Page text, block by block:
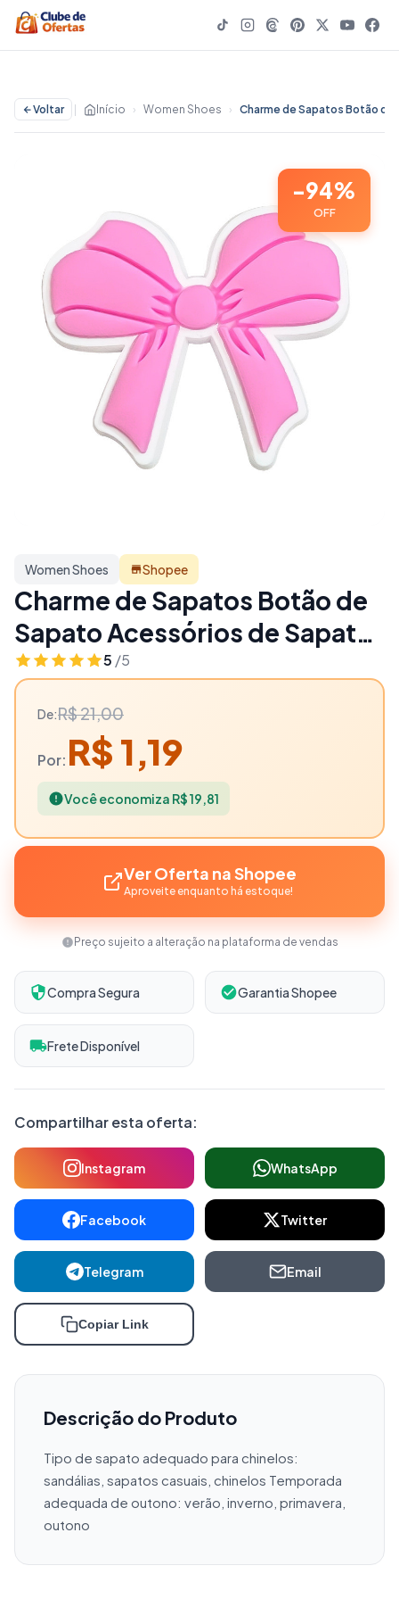
Voltar Início › Women Shoes ›
-94%
OFF
Women Shoes Shopee
Charme de Sapatos Botão de
Sapato Acessórios de Sapato
Rosa Acessórios de Sapato
DIY Amuletos de Sapato -
94% OFF | Women Shoes
5 /5
De:R$ 21,00
Por: R$ 1,19
Você economiza R$ 19,81
Ver Oferta na Shopee
Aproveite enquanto há estoque!
Preço sujeito a alteração na plataforma de vendas
Compra Segura Garantia Shopee
Frete Disponível
Compartilhar esta oferta:
Instagram WhatsApp
Facebook Twitter
Telegram Email
Copiar Link
Descrição do Produto
Tipo de sapato adequado para chinelos:
sandálias, sapatos casuais, chinelos Temporada
adequada de outono: verão, inverno, primavera,
outono